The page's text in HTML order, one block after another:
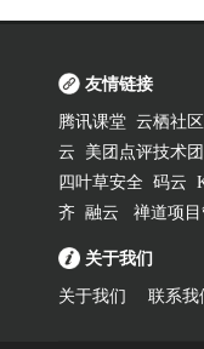
友情链接
腾讯课堂 云栖社区
云
美团点评技术团
四叶草安全 码云
齐 融云 禅道项
关于我们
关于我们 联系我